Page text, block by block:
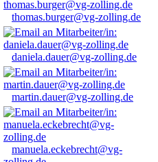
thomas.burger@vg-zolling.de
daniela.dauer@vg-zolling.de
martin.dauer@vg-zolling.de
manuela.eckebrecht@vg-